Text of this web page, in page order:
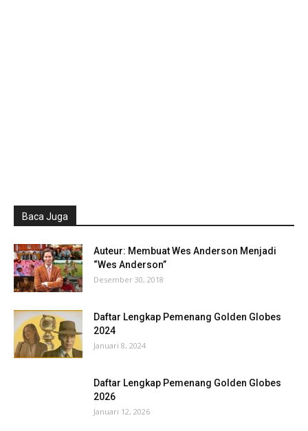
Baca Juga
Auteur: Membuat Wes Anderson Menjadi
“Wes Anderson”
Desember 30, 2018
Daftar Lengkap Pemenang Golden Globes
2024
Januari 8, 2024
Daftar Lengkap Pemenang Golden Globes
2026
Januari 12, 2026